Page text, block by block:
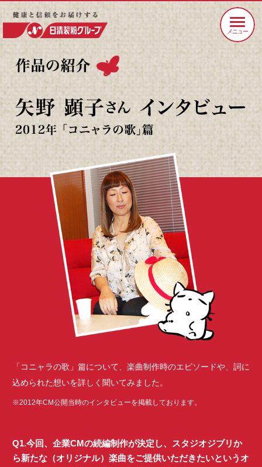
「コニャラの歌」篇について、楽曲制作時のエピソードや、詞に
込められた想いを詳しく聞いてみました。
※2012年CM公開当時のインタビューを掲載しております。
Q1.今回、企業CMの続編制作が決定し、スタジオジブリか
ら新たな（オリジナル）楽曲をご提供いただきたいというオ